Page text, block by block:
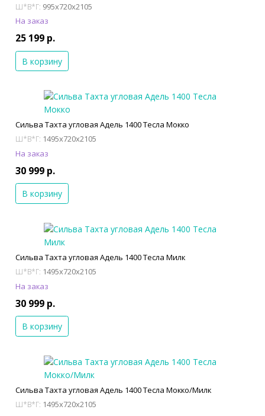
Ш*В*Г: 995x720x2105
На заказ
25 199 р.
В корзину
Сильва Тахта угловая Адель 1400 Тесла Мокко
Ш*В*Г: 1495x720x2105
На заказ
30 999 р.
В корзину
Сильва Тахта угловая Адель 1400 Тесла Милк
Ш*В*Г: 1495x720x2105
На заказ
30 999 р.
В корзину
Сильва Тахта угловая Адель 1400 Тесла Мокко/Милк
Ш*В*Г: 1495x720x2105